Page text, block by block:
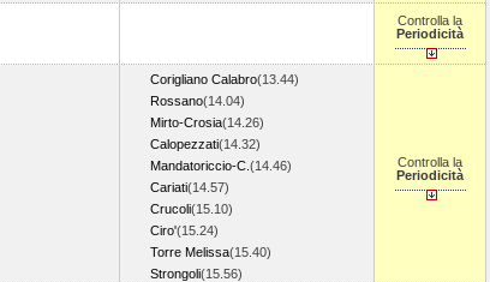
Controlla la
Periodicità
Corigliano Calabro(13.44)
Rossano(14.04)
Mirto-Crosia(14.26)
Calopezzati(14.32)
Mandatoriccio-C. (14.46)
Cariati(14.57)
Crucoli(15.10)
Ciro'(15.24)
Torre Melissa(15.40)
Strongoli(15.56)
Controlla la
Periodicità